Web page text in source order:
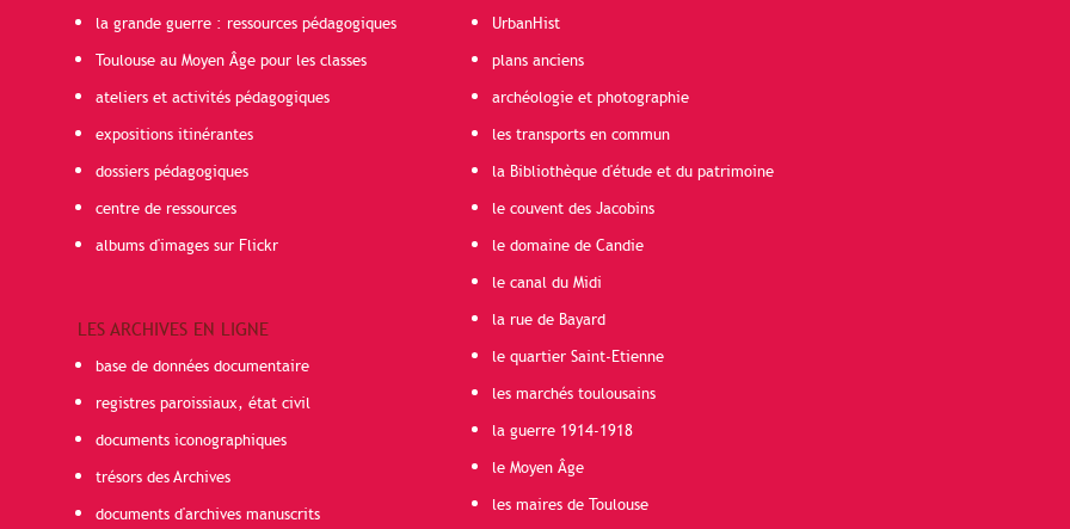
la grande guerre : ressources pédagogiques
Toulouse au Moyen Âge pour les classes
ateliers et activités pédagogiques
expositions itinérantes
dossiers pédagogiques
centre de ressources
albums d'images sur Flickr
LES ARCHIVES EN LIGNE
base de données documentaire
registres paroissiaux, état civil
documents iconographiques
trésors des Archives
documents d'archives manuscrits
UrbanHist
plans anciens
archéologie et photographie
les transports en commun
la Bibliothèque d'étude et du patrimoine
le couvent des Jacobins
le domaine de Candie
le canal du Midi
la rue de Bayard
le quartier Saint-Etienne
les marchés toulousains
la guerre 1914-1918
le Moyen Âge
les maires de Toulouse